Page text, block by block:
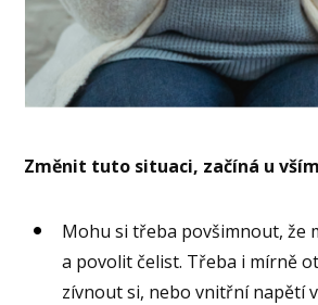
Změnit tuto situaci, začíná u
Mohu si třeba povšimnout, že
a povolit čelist. Třeba i mírně
zívnout si, nebo vnitřní napětí